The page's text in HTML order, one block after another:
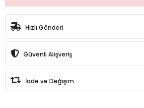
Hızlı Gönderi
Güvenli Alışveriş
İade ve Değişim